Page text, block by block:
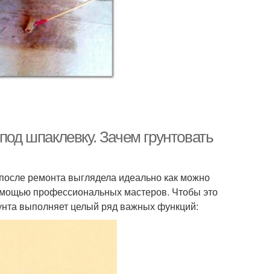
шпаклевку. Зачем грунтовать
ремонта выглядела идеально как можно
профессиональных мастеров. Чтобы это
выполняет целый ряд важных функций: